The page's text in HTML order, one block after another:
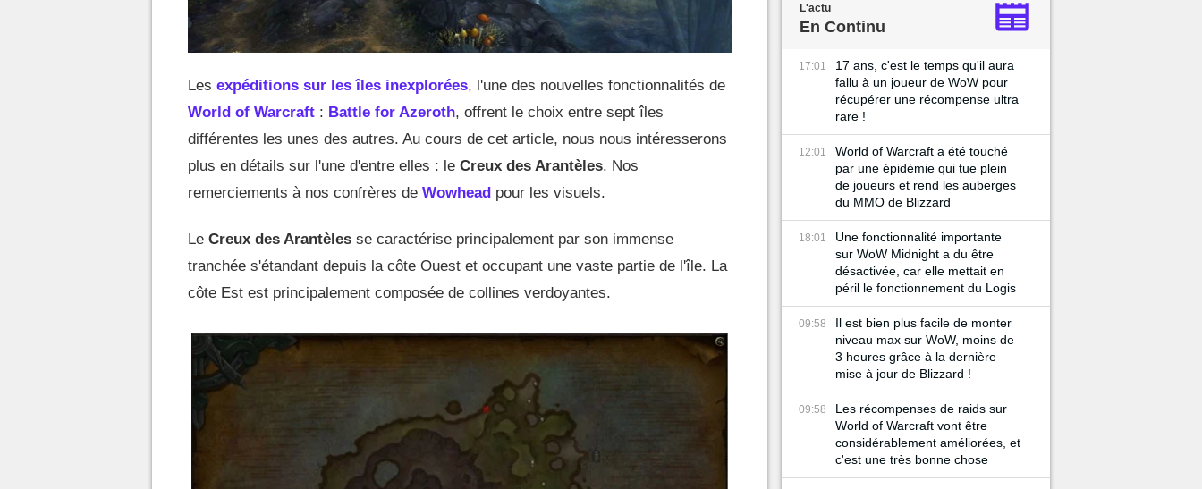
Les expéditions sur les îles inexplorées, l'une des nouvelles fonctionnalités de
World of Warcraft : Battle for Azeroth, offrent le choix entre sept îles
différentes les unes des autres. Au cours de cet article, nous nous intéresserons
plus en détails sur l'une d'entre elles : le Creux des Arantèles. Nos
remerciements à nos confrères de Wowhead pour les visuels.
Le Creux des Arantèles se caractérise principalement par son immense
tranchée s'étandant depuis la côte Ouest et occupant une vaste partie de l'île. La
côte Est est principalement composée de collines verdoyantes.
L'actu
En Continu
17:01
17 ans, c'est le temps qu'il aura
fallu à un joueur de WoW pour
récupérer une récompense ultra
rare !
12:01
World of Warcraft a été touché
par une épidémie qui tue plein
de joueurs et rend les auberges
du MMO de Blizzard
18:01
Une fonctionnalité importante
sur WoW Midnight a du être
désactivée, car elle mettait en
péril le fonctionnement du Logis
09:58
Il est bien plus facile de monter
niveau max sur WoW, moins de
3 heures grâce à la dernière
mise à jour de Blizzard !
09:58
Les récompenses de raids sur
World of Warcraft vont être
considérablement améliorées, et
c'est une très bonne chose